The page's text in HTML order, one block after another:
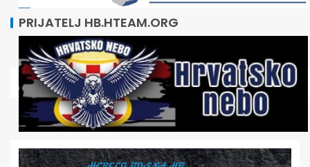
PRIJATELJ HB.HTEAM.ORG